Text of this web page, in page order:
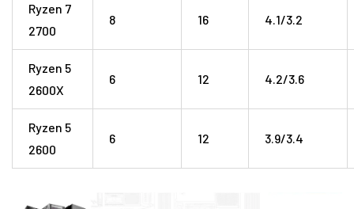
Ryzen 7
2700
8 16 4.1/3.2
Ryzen 5
2600X
6 12 4.2/3.6
Ryzen 5
2600
6 12 3.9/3.4